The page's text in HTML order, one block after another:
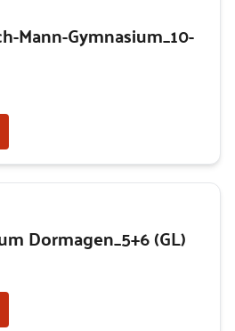
Mann-Gymnasium_10-
Dormagen_5+6 (GL)